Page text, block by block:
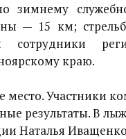
зимнему
— 15 км;
краю.
место. Участники
результаты. В
Наталья